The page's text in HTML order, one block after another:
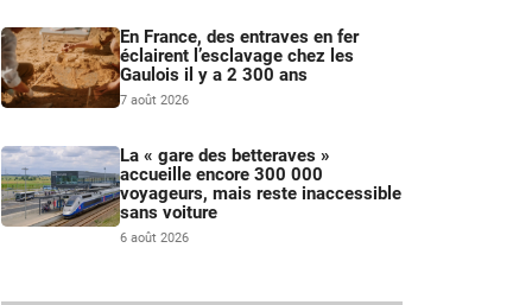
En France, des entraves en fer
éclairent l’esclavage chez les
Gaulois il y a 2 300 ans
7 août 2026
La « gare des betteraves »
accueille encore 300 000
voyageurs, mais reste inaccessible
sans voiture
6 août 2026